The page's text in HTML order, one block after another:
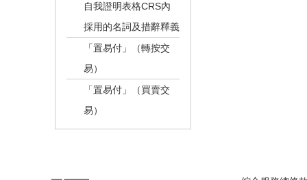
自我證明表格CRS內
採用的名詞及措辭釋義
「置易付」（轉按交
易）
「置易付」（買賣交
易）